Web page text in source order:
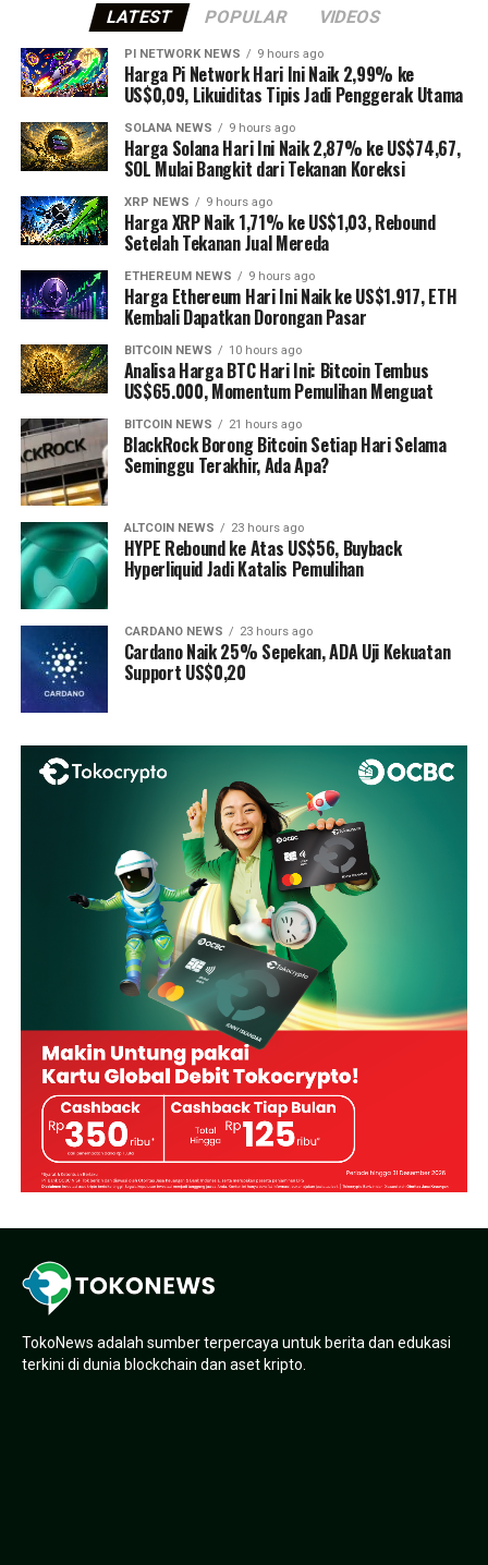
LATEST POPULAR VIDEOS
PI NETWORK NEWS 9 hours ago
Harga Pi Network Hari Ini Naik 2,99% ke
US$0,09, Likuiditas Tipis Jadi Penggerak Utama
SOLANA NEWS 9 hours ago
Harga Solana Hari Ini Naik 2,87% ke US$74,67,
SOL Mulai Bangkit dari Tekanan Koreksi
XRP NEWS 9 hours ago
Harga XRP Naik 1,71% ke US$1,03, Rebound
Setelah Tekanan Jual Mereda
ETHEREUM NEWS 9 hours ago
Harga Ethereum Hari Ini Naik ke US$1.917, ETH
Kembali Dapatkan Dorongan Pasar
BITCOIN NEWS 10 hours ago
Analisa Harga BTC Hari Ini: Bitcoin Tembus
US$65.000, Momentum Pemulihan Menguat
BITCOIN NEWS 21 hours ago
⁠BlackRock Borong Bitcoin Setiap Hari Selama
Seminggu Terakhir, Ada Apa?
ALTCOIN NEWS 23 hours ago
HYPE Rebound ke Atas US$56, Buyback
Hyperliquid Jadi Katalis Pemulihan
CARDANO NEWS 23 hours ago
Cardano Naik 25% Sepekan, ADA Uji Kekuatan
Support US$0,20
TokoNews adalah sumber terpercaya untuk berita dan edukasi
terkini di dunia blockchain dan aset kripto.